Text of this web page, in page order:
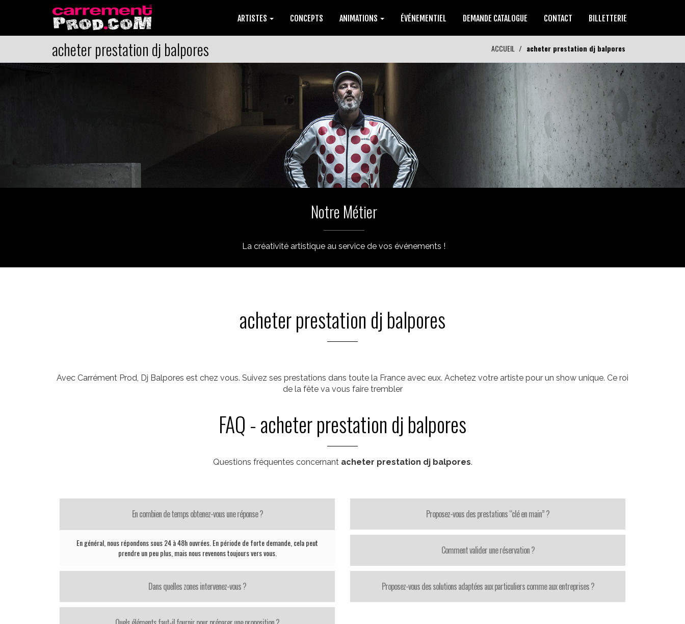
ARTISTES CONCEPTS ANIMATIONS ÉVÉNEMENTIEL DEMANDE CATALOGUE CONTACT BILLETTERIE
acheter prestation dj balpores ACCUEIL acheter prestation dj balpores
Notre Métier
La créativité artistique au service de vos événements !
acheter prestation dj balpores
Avec Carrément Prod, Dj Balpores est chez vous. Suivez ses prestations dans toute la France avec eux. Achetez votre artiste pour un show unique. Ce roi
de la fête va vous faire trembler
FAQ - acheter prestation dj balpores
Questions fréquentes concernant acheter prestation dj balpores.
En combien de temps obtenez-vous une réponse ?
En général, nous répondons sous 24 à 48h ouvrées. En période de forte demande, cela peut
prendre un peu plus, mais nous revenons toujours vers vous.
Dans quelles zones intervenez-vous ?
Proposez-vous des prestations “clé en main” ?
Comment valider une réservation ?
Proposez-vous des solutions adaptées aux particuliers comme aux entreprises ?